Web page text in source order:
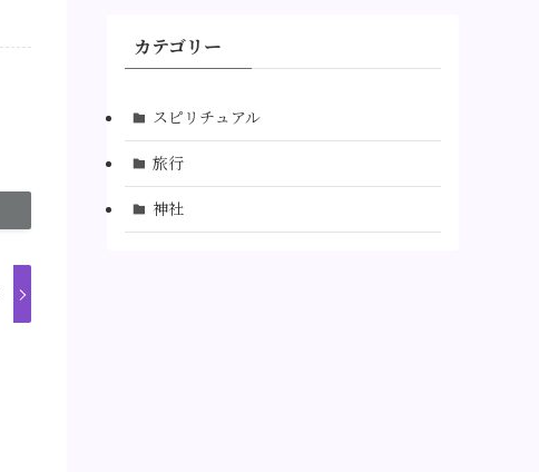
カテゴリー
スピリチュアル
旅行
神社